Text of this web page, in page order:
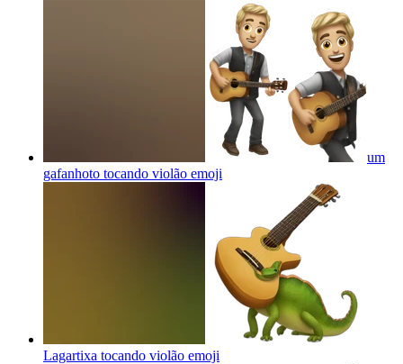
um
gafanhoto tocando violão emoji
Lagartixa tocando violão emoji